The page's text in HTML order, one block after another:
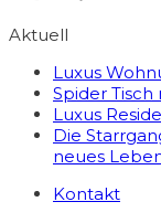
Aktuell
Luxus
Spider
Luxus
Die
neues
Kontakt